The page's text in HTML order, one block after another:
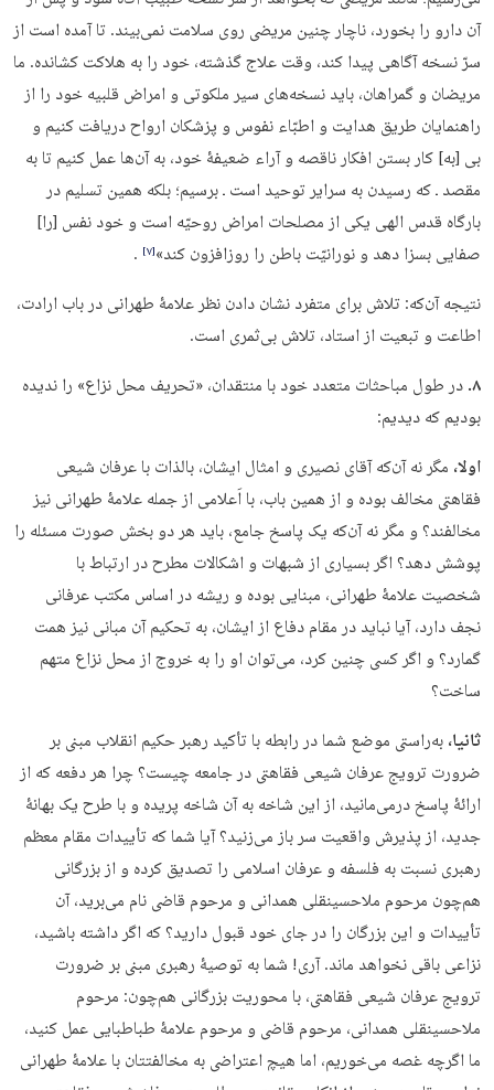
آن دارو را بخورد، ناچار چنین مریضی روی‏‎ ‎‏سلامت نمی‌بیند. تا آمده است از
سرّ نسخه آگاهی پیدا کند، وقت علاج گذشته،‏‎ ‎‏خود را به هلاکت کشانده.‏ ‏ما
مریضان و گمراهان، باید نسخه‌های سیر ملکوتی و امراض قلبیه خود را‏‎ ‎‏از
راهنمایان طریق هدایت و اطبّاء نفوس و پزشکان ارواح دریافت کنیم و
بی‏‎ ‎‏[‏‏به‏‏]‏‏ کار بستن افکار ناقصه و آراء ضعیفۀ خود، به آن‌ها عمل کنیم تا به
مقصد ـ که‏‎ ‎‏رسیدن به سرایر توحید است ـ برسیم؛ بلکه همین تسلیم در
بارگاه قدس الهی‏‎ ‎‏یکی از مصلحات امراض روحیّه است و خود نفس ‏‏[‏‏را‏‏]‏‏
صفایی بسزا دهد و‏‎ ‎‏نورانیّت باطن را روزافزون کند‏»
‏[۷]‎
.
نتیجه آن‌که: تلاش برای متفرد نشان دادن نظر علامۀ طهرانی در باب ارادت،
اطاعت و تبعیت از استاد، تلاش بی‌ثمری است.
۸. در طول مباحثات متعدد خود با منتقدان، «تحریف محل نزاع» را ندیده
بودیم که دیدیم:
اولا، مگر نه آن‌که آقای نصیری و امثال ایشان، بالذات با عرفان شیعی
فقاهتی مخالف بوده و از همین باب، با اَعلامی از جمله علامۀ طهرانی نیز
مخالفند؟ و مگر نه آن‌که یک پاسخ جامع، باید هر دو بخش صورت مسئله را
پوشش دهد؟ اگر بسیاری از شبهات و اشکالات مطرح در ارتباط با
شخصیت علامۀ طهرانی، مبنایی بوده و ریشه در اساس مکتب عرفانی
نجف دارد، آیا نباید در مقام دفاع از ایشان، به تحکیم آن مبانی نیز همت
گمارد؟ و اگر کسی چنین کرد، می‌توان او را به خروج از محل نزاع متهم
ساخت؟
ثانیا،به‌راستی موضع شما در رابطه با تأکید رهبر حکیم انقلاب مبنی بر
ضرورت ترویج عرفان شیعی فقاهتی در جامعه چیست؟ چرا هر دفعه که از
ارائۀ پاسخ درمی‌مانید، از این شاخه به آن شاخه پریده و با طرح یک بهانۀ
جدید، از پذیرش واقعیت سر باز می‌زنید؟ آیا شما که تأییدات مقام معظم
رهبری نسبت به فلسفه و عرفان اسلامی را تصدیق کرده و از بزرگانی
هم‌چون مرحوم ملاحسینقلی همدانی و مرحوم قاضی نام می‌برید، آن
تأییدات و این بزرگان را در جای خود قبول دارید؟ که اگر داشته باشید،
نزاعی باقی نخواهد ماند. آری! شما به توصیۀ رهبری مبنی بر ضرورت
ترویج عرفان شیعی فقاهتی، با محوریت بزرگانی هم‌چون: مرحوم
ملاحسینقلی همدانی، مرحوم قاضی و مرحوم علامۀ طباطبایی عمل کنید،
ما اگرچه غصه می‌خوریم، اما هیچ اعتراضی به مخالفتتان با علامۀ طهرانی